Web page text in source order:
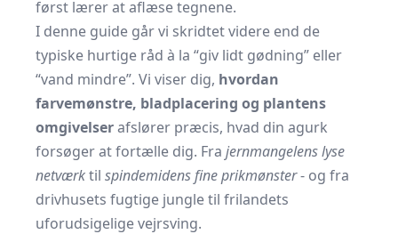
først lærer at aflæse tegnene.
I denne guide går vi skridtet videre end de
typiske hurtige råd à la “giv lidt gødning” eller
“vand mindre”. Vi viser dig, hvordan
farvemønstre, bladplacering og plantens
omgivelserafslører præcis, hvad din agurk
forsøger at fortælle dig. Fra jernmangelens lyse
netværktil spindemidens fine prikmønster- og fra
drivhusets fugtige jungle til frilandets
uforudsigelige vejrsving.